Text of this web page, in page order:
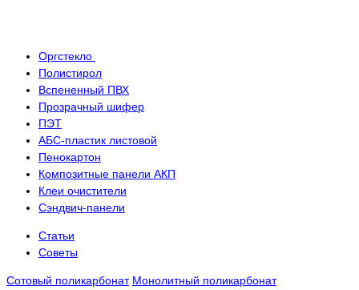
Оргстекло
Полистирол
Вспененный ПВХ
Прозрачный шифер
ПЭТ
АБС-пластик листовой
Пенокартон
Композитные панели АКП
Клеи очистители
Сэндвич-панели
Статьи
Советы
Сотовый поликарбонат Монолитный поликарбонат